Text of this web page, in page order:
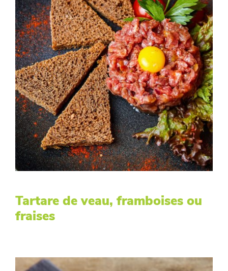
Tartare de veau, framboises ou
fraises